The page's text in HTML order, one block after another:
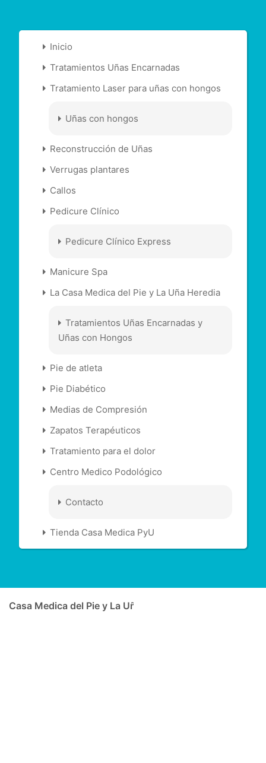
Inicio
Tratamientos Uñas Encarnadas
Tratamiento Laser para uñas con hongos
Uñas con hongos
Reconstrucción de Uñas
Verrugas plantares
Callos
Pedicure Clínico
Pedicure Clínico Express
Manicure Spa
La Casa Medica del Pie y La Uña Heredia
Tratamientos Uñas Encarnadas y
Uñas con Hongos
Pie de atleta
Pie Diabético
Medias de Compresión
Zapatos Terapéuticos
Tratamiento para el dolor
Centro Medico Podológico
Contacto
Tienda Casa Medica PyU
Casa Medica del Pie y La Uña - Theme MediHealth by A